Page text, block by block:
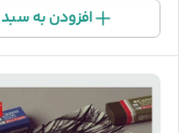
افزودن به سبد